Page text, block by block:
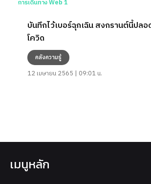
บันทึกไว้เบอร์ฉุกเฉิน สงกรานต์นี้ปลอ
โควิด
คลังความรู้
12 เมษายน 2565 | 09:01 น.
เมนูหลัก